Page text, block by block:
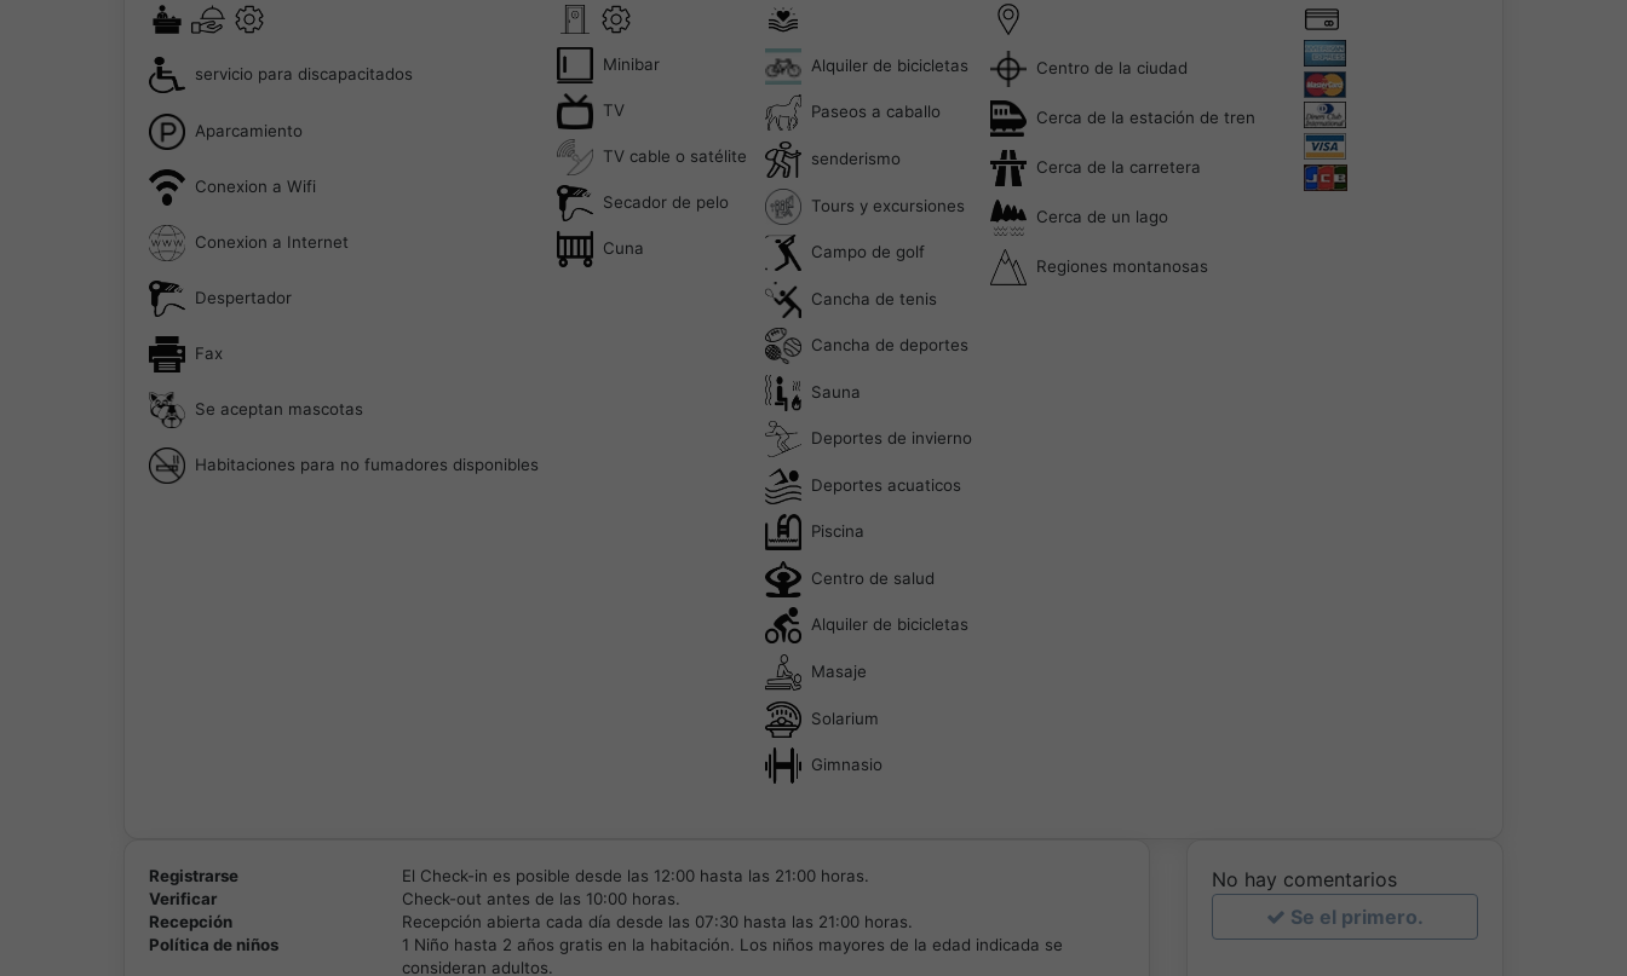
servicio para discapacitados
Aparcamiento
Conexion a Wifi
Conexion a Internet
Despertador
Fax
Se aceptan mascotas
Habitaciones para no fumadores disponibles
Minibar
TV
TV cable o satélite
Secador de pelo
Cuna
Alquiler de bicicletas
Paseos a caballo
senderismo
Tours y excursiones
Campo de golf
Cancha de tenis
Cancha de deportes
Sauna
Deportes de invierno
Deportes acuaticos
Piscina
Centro de salud
Alquiler de bicicletas
Masaje
Solarium
Gimnasio
Centro de la ciudad
Cerca de la estación de tren
Cerca de la carretera
Cerca de un lago
Regiones montanosas
Registrarse
El Check-in es posible desde las 12:00 hasta las 21:00 horas.
Verificar
Check-out antes de las 10:00 horas.
Recepción
Recepción abierta cada día desde las 07:30 hasta las 21:00 horas.
Política de niños
1 Niño hasta 2 años gratis en la habitación. Los niños mayores de la edad indicada se
consideran adultos.
No hay comentarios
Se el primero.